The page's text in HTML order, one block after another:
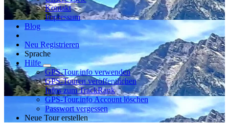
Kontakt
Impressum
Blog
Neu Registrieren
Sprache
Hilfe
GPS-Tour.info verwenden
GPS-Touren veröffentlichen
Infos zum TrackRank
GPS-Tour.info Account löschen
Passwort vergessen
Neue Tour erstellen